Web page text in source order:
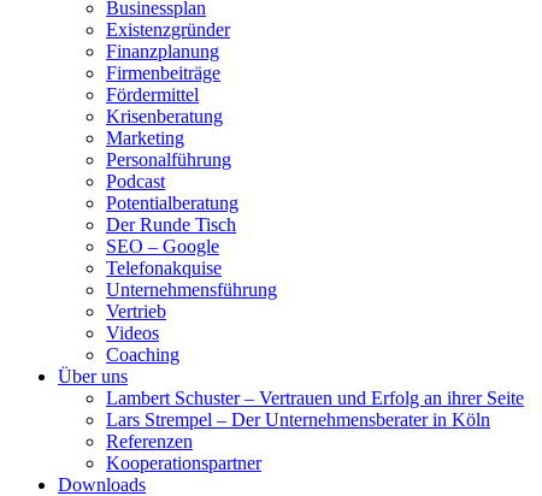
Businessplan
Existenzgründer
Finanzplanung
Firmenbeiträge
Fördermittel
Krisenberatung
Marketing
Personalführung
Podcast
Potentialberatung
Der Runde Tisch
SEO – Google
Telefonakquise
Unternehmensführung
Vertrieb
Videos
Coaching
Über uns
Lambert Schuster – Vertrauen und Erfolg an ihrer Seite
Lars Strempel – Der Unternehmensberater in Köln
Referenzen
Kooperationspartner
Downloads